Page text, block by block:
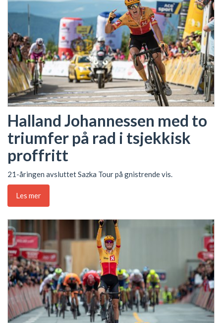
Halland Johannessen med to
triumfer på rad i tsjekkisk
proffritt
21-åringen avsluttet Sazka Tour på gnistrende vis.
Les mer